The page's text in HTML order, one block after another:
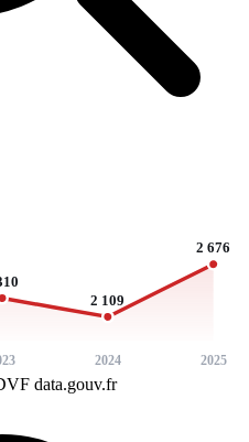
2 109
2024
2 676
2025
data.gouv.fr